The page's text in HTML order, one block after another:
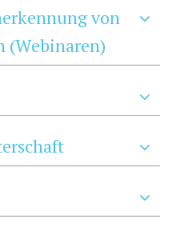
von
(Webinaren)